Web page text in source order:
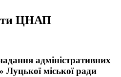
ЦНАП
адміністративних
Луцької міської ради